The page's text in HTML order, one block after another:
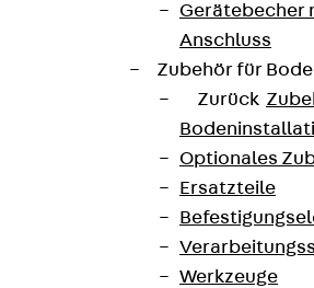
Gerätebecher
Anschluss
Zubehör für
Zurück
Optionales
Ersatzteile
Werkzeuge